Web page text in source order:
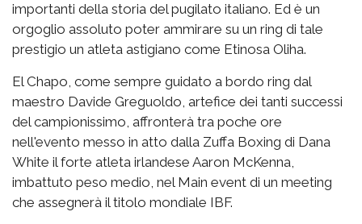
importanti della storia del pugilato italiano. Ed è un
orgoglio assoluto poter ammirare su un ring di tale
prestigio un atleta astigiano come Etinosa Oliha.
El Chapo, come sempre guidato a bordo ring dal
maestro Davide Greguoldo, artefice dei tanti successi
del campionissimo, affronterà tra poche ore
nell'evento messo in atto dalla Zuffa Boxing di Dana
White il forte atleta irlandese Aaron McKenna,
imbattuto peso medio, nel Main event di un meeting
che assegnerà il titolo mondiale IBF.